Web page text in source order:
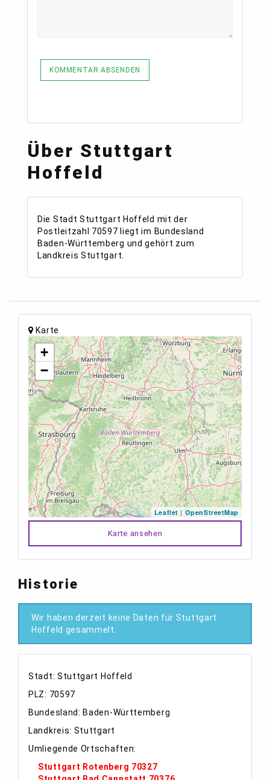
KOMMENTAR ABSENDEN
Über Stuttgart
Hoffeld
Die Stadt Stuttgart Hoffeld mit der
Postleitzahl 70597 liegt im Bundesland
Baden-Württemberg und gehört zum
Landkreis Stuttgart.
Karte
+
−
Leaflet | OpenStreetMap
Karte ansehen
Historie
Wir haben derzeit keine Daten für Stuttgart
Hoffeld gesammelt.
Stadt: Stuttgart Hoffeld
PLZ: 70597
Bundesland: Baden-Württemberg
Landkreis: Stuttgart
Umliegende Ortschaften:
Stuttgart Rotenberg 70327